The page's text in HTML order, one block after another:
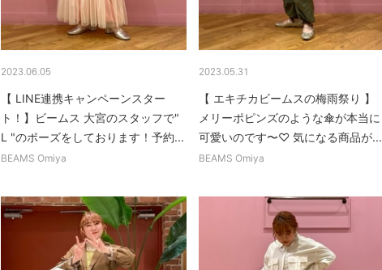
2023.06.05
【 LINE連携キャンペーンスター
ト！】ビームス 大宮のスタッフで"
L "のポーズをしております！予約...
BEAMS Omiya
2023.05.31
【 エキチカビームスの梅雨祭り 】
メリーポピンズのような傘が本当に
可愛いのです〜♡ 気になる商品が...
BEAMS Omiya